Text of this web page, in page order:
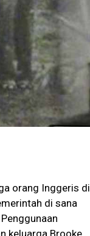
orang Inggeris di
di sana